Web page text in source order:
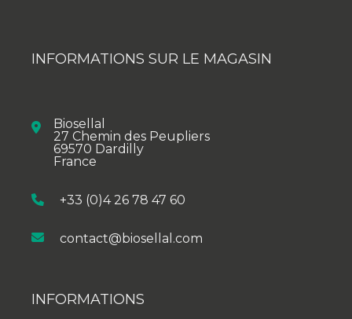
INFORMATIONS SUR LE MAGASIN
Biosellal
27 Chemin des Peupliers
69570 Dardilly
France
+33 (0)4 26 78 47 60
contact@biosellal.com
INFORMATIONS